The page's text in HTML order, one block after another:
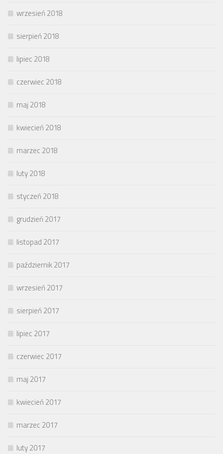
wrzesień 2018
sierpień 2018
lipiec 2018
czerwiec 2018
maj 2018
kwiecień 2018
marzec 2018
luty 2018
styczeń 2018
grudzień 2017
listopad 2017
październik 2017
wrzesień 2017
sierpień 2017
lipiec 2017
czerwiec 2017
maj 2017
kwiecień 2017
marzec 2017
luty 2017